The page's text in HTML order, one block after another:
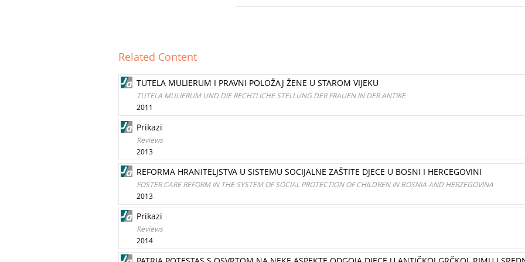
Related Content
TUTELA MULIERUM I PRAVNI POLOŽAJ ŽENE U STAROM VIJEKU
TUTELA MULIERUM UND DIE RECHTLICHE STELLUNG DER FRAUEN IN DER ANTIKE
2011
Prikazi
Reviews
2013
REFORMA HRANITELJSTVA U SISTEMU SOCIJALNE ZAŠTITE DJECE U BOSNI I HERCEGOVINI
FOSTER CARE REFORM IN THE SYSTEM OF SOCIAL PROTECTION OF CHILDREN IN BOSNIA AND HERZEGOVINA
2013
Prikazi
Reviews
2014